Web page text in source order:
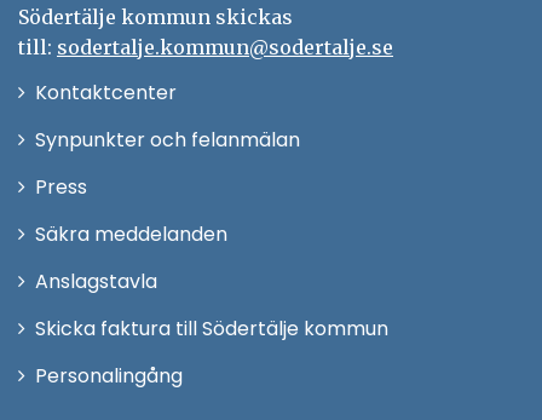
Södertälje kommun skickas
till: sodertalje.kommun@sodertalje.se
KontaktcenterÖppna
Synpunkter och felanmälan
Press
fönster
Säkra meddelanden
Anslagstavla
Skicka faktura till Södertälje kommun
PersonalingångÖppna